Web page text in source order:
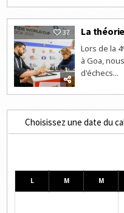
37 La
Lors de la
à Goa,
d'échecs...
Choisissez une date du
L M M